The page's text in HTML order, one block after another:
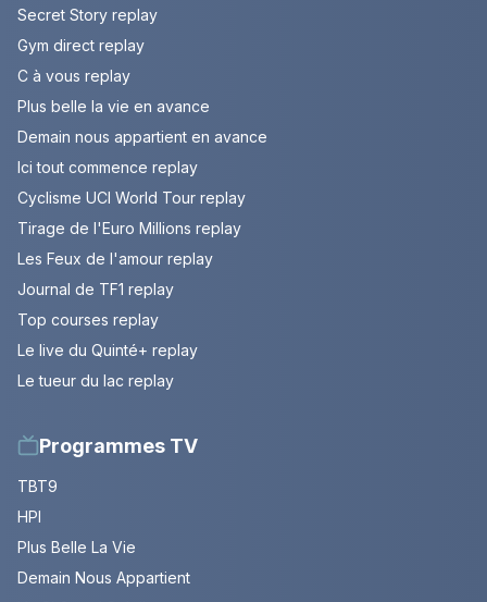
Secret Story replay
Gym direct replay
C à vous replay
Plus belle la vie en avance
Demain nous appartient en avance
Ici tout commence replay
Cyclisme UCI World Tour replay
Tirage de l'Euro Millions replay
Les Feux de l'amour replay
Journal de TF1 replay
Top courses replay
Le live du Quinté+ replay
Le tueur du lac replay
Programmes TV
TBT9
HPI
Plus Belle La Vie
Demain Nous Appartient